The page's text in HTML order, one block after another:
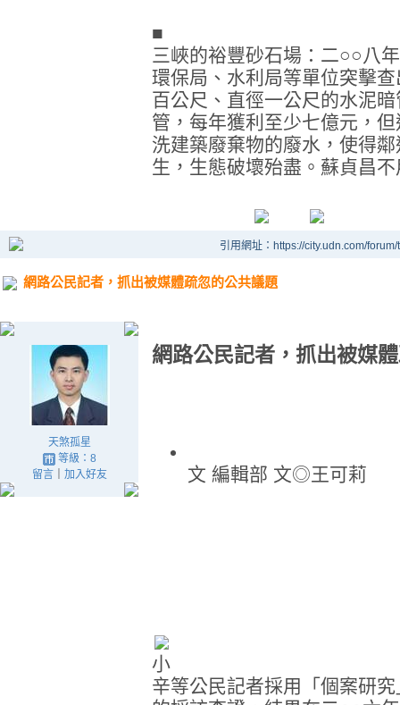
■
三峽的裕豐砂石場：二○○八
環保局、水利局等單位突擊
百公尺、直徑一公尺的水泥
管，每年獲利至少七億元，
洗建築廢棄物的廢水，使得
生，生態破壞殆盡。蘇貞昌
引用網址：https://city.udn.com/
網路公民記者，抓出被媒體疏忽的公共議題
天煞孤星
等級：8
留言｜ 加入好友
網路公民記者，抓出被媒
文 編輯部 文◎王可莉
小
辛等公民記者採用「個案研